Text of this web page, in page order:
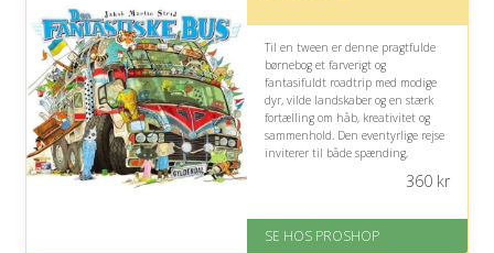
Til en tween er denne pragtfulde
børnebog et farverigt og
fantasifuldt roadtrip med modige
dyr, vilde landskaber og en stærk
fortælling om håb, kreativitet og
sammenhold. Den eventyrlige rejse
inviterer til både spænding,
Fremragende Trustpilot rating
360kr
SE HOS PROSHOP